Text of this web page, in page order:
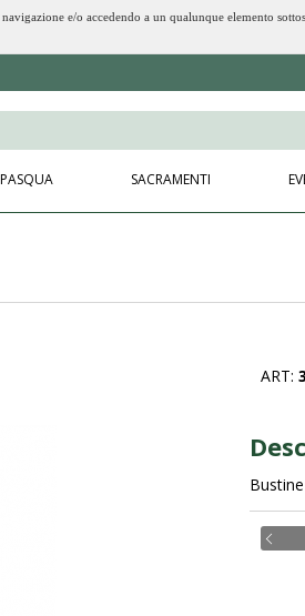
e/o accedendo a un qualunque elemento
PASQUA SACRAMENTI
ART: